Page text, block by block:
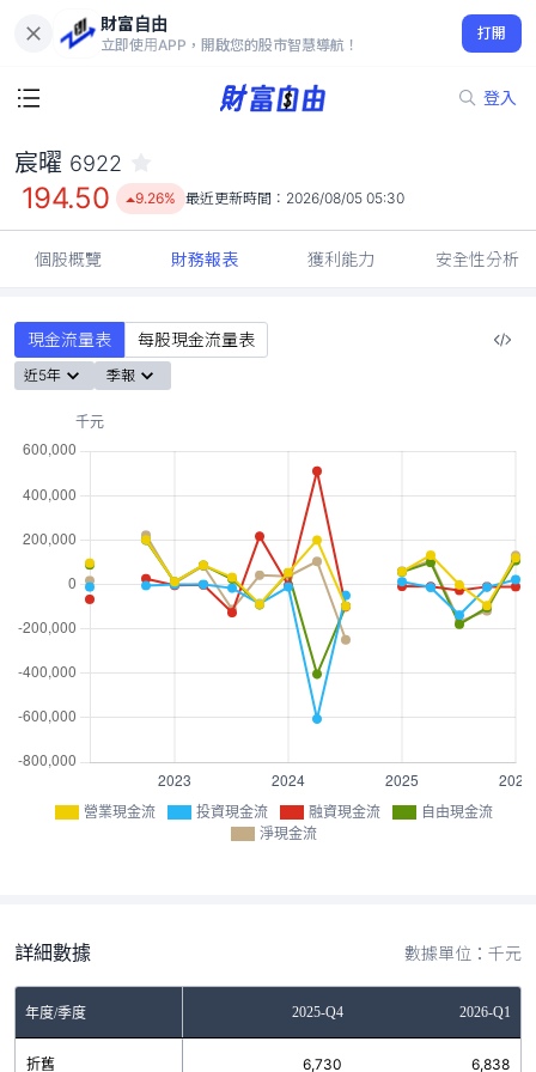
財富自由
立即使用APP，開啟您的股市智慧導航！
打開
登入
194.50
9.26%
宸曜 6922
194.50 9.26% 最近更新時間： 2026/08/05 05:30
個股概覽 財務報表 獲利能力 安全性分析
現金流量表 每股現金流量表
近5年 季報
營業現金流 投資現金流 融資現金流
自由現金流
淨現金流
詳細數據 數據單位：千元
年度/季度 2025-Q4 2026-Q1
折舊 6,730 6,838